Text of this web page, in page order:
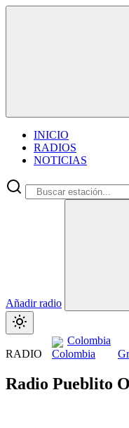
INICIO
RADIOS
NOTICIAS
Añadir radio
RADIO
Colombia
Radio Pueblito